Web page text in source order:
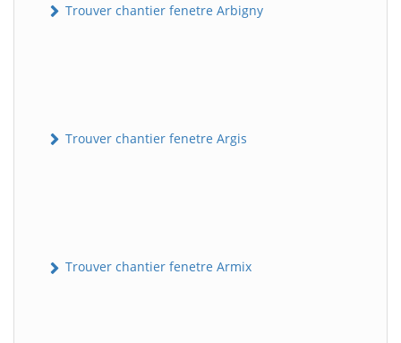
Trouver chantier fenetre Arbigny
Trouver chantier fenetre Argis
Trouver chantier fenetre Armix